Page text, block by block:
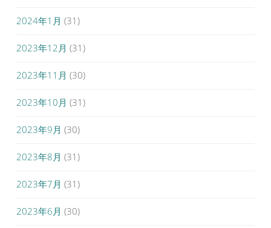
2024年1月 (31)
2023年12月 (31)
2023年11月 (30)
2023年10月 (31)
2023年9月 (30)
2023年8月 (31)
2023年7月 (31)
2023年6月 (30)